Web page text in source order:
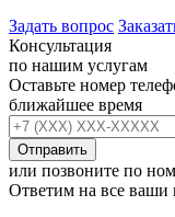
Задать вопрос
Консультация
по нашим услугам
Оставьте номер
ближайшее время
Отправить
или позвоните по
Ответим на все ваши